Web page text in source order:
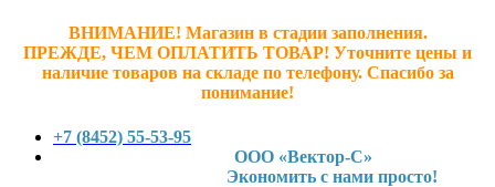
ВНИМАНИЕ! Магазин в стадии заполнения.
ПРЕЖДЕ, ЧЕМ ОПЛАТИТЬ ТОВАР! Уточните цены и
наличие товаров на складе по телефону. Спасибо за
понимание!
+7 (8452) 55-53-95
ООО «Вектор-С»
Экономить с нами просто!